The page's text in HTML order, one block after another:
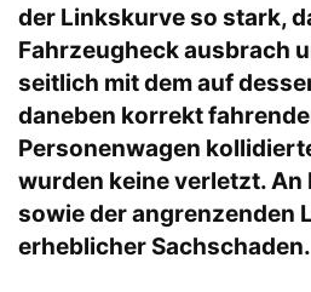
der Linkskurve so stark,
Fahrzeugheck ausbrach
seitlich mit dem auf
daneben korrekt
Personenwagen
wurden keine verletzt. An
sowie der angrenzenden
erheblicher Sachschaden.